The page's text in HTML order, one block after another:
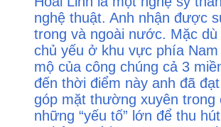
nghệ thuật. Anh nhận được
trong và ngoài nước. Mặc
chủ yếu ở khu vực phía
mộ của công chúng cả 3
đến thời điểm này anh đã
góp mặt thường xuyên
những “yếu tố” lớn để thu